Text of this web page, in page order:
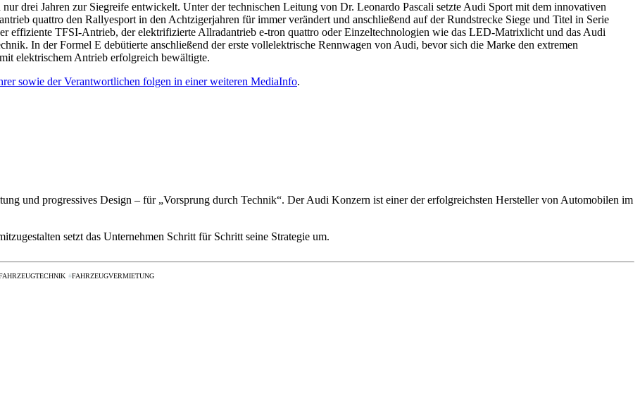
drei Jahren zur Siegreife entwickelt. Unter der technischen Leitung von Dr. Leonardo Pascali setzte Audi Sport mit dem innovativen
quattro den Rallyesport in den Achtzigerjahren für immer verändert und anschließend auf der Rundstrecke Siege und Titel in Serie
effiziente TFSI-Antrieb, der elektrifizierte Allradantrieb e-tron quattro oder Einzeltechnologien wie das LED-Matrixlicht und das Audi
In der Formel E debütierte anschließend der erste vollelektrische Rennwagen von Audi, bevor sich die Marke den extremen
elektrischem Antrieb erfolgreich bewältigte.
sowie der Verantwortlichen folgen in einer weiteren MediaInfo.
und progressives Design – für „Vorsprung durch Technik“. Der Audi Konzern ist einer der erfolgreichsten Hersteller von Automobilen im
setzt das Unternehmen Schritt für Schritt seine Strategie um.
FAHRZEUGVERMIETUNG